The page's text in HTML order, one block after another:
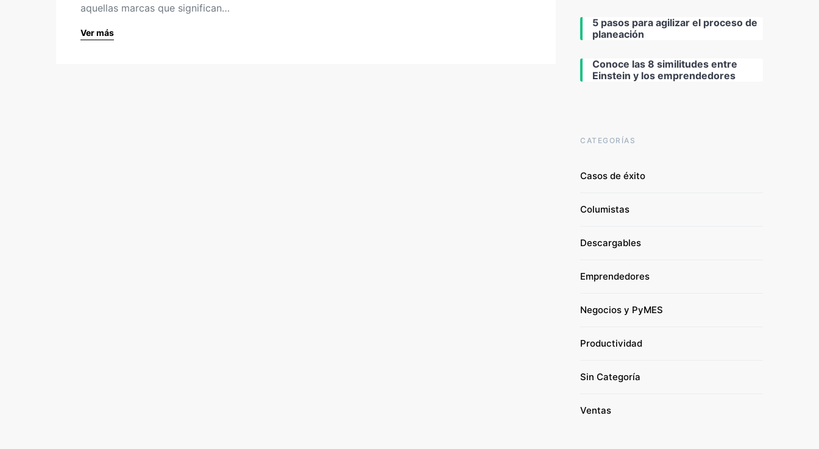
aquellas marcas que significan…
Ver más
5 pasos para agilizar el proceso de
planeación
Conoce las 8 similitudes entre
Einstein y los emprendedores
CATEGORÍAS
Casos de éxito
Columistas
Descargables
Emprendedores
Negocios y PyMES
Productividad
Sin Categoría
Ventas